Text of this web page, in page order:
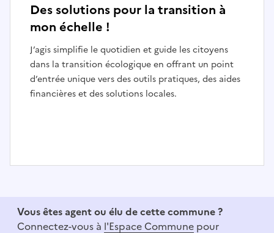
Des solutions pour la transition à
mon échelle !
J’agis simplifie le quotidien et guide les citoyens
dans la transition écologique en offrant un point
d’entrée unique vers des outils pratiques, des aides
financières et des solutions locales.
Vous êtes agent ou élu de cette commune ?
Connectez-vous à l'Espace Commune pour